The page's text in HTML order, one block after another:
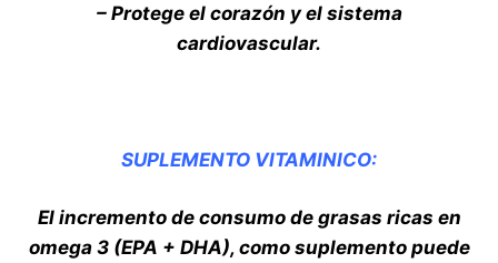
– Protege el corazón y el sistema
cardiovascular.
SUPLEMENTO VITAMINICO:
El incremento de consumo de grasas ricas en
omega 3 (EPA + DHA), como suplemento puede